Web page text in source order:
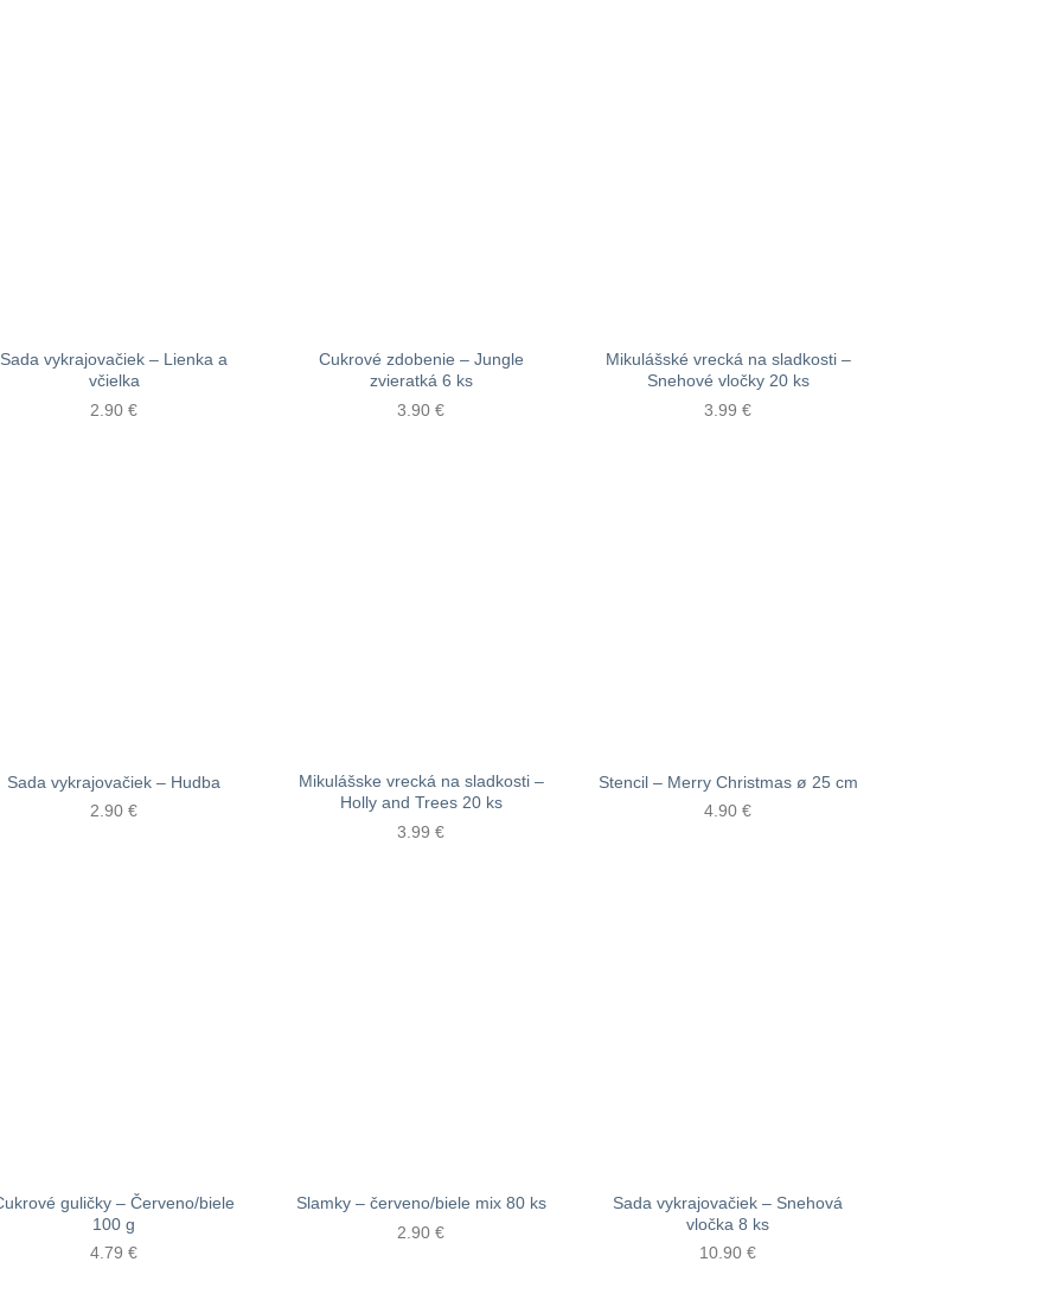
Sada vykrajovačiek – Lienka a
včielka
2.90€
Cukrové zdobenie – Jungle
zvieratká 6 ks
3.90€
Mikulášské vrecká na sladkosti –
Snehové vločky 20 ks
3.99€
Sada vykrajovačiek – Hudba
2.90€
Mikulášske vrecká na sladkosti –
Holly and Trees 20 ks
3.99€
Stencil – Merry Christmas ø 25 cm
4.90€
guličky – Červeno/biele
100 g
4.79€
Slamky – červeno/biele mix 80 ks
2.90€
Sada vykrajovačiek – Snehová
vločka 8 ks
10.90€